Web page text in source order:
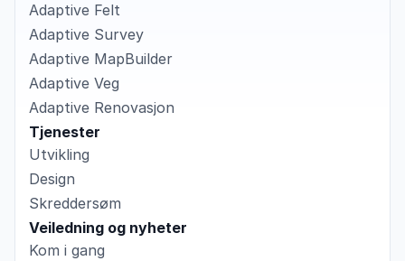
Adaptive Felt
Adaptive Survey
Adaptive MapBuilder
Adaptive Veg
Adaptive Renovasjon
Tjenester
Utvikling
Design
Skreddersøm
Veiledning og nyheter
Kom i gang